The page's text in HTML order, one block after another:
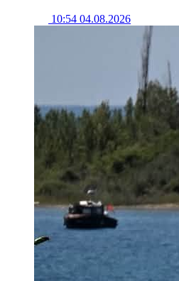
10:54 04.08.2026